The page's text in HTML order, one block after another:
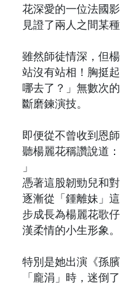
花深愛的一位法國
見證了兩人之間某
雖然師徒情深，但
站沒有站相！胸挺
哪去了？」無數次
斷磨鍊演技。
即便從不曾收到恩
聽楊麗花稱讚說道
」
憑著這股韌勁兒和
逐漸從「鍾離妹」
步成長為楊麗花歌
漢柔情的小生形象。
特別是她出演《孫
「龐涓」時，迷倒